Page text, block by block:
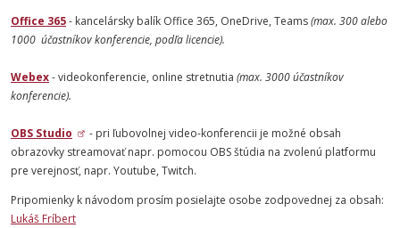
Office 365- kancelársky balík Office 365, OneDrive, Teams(max. 300 alebo
1000 účastníkov konferencie, podľa licencie).
Webex- videokonferencie, online stretnutia (max. 3000 účastníkov
konferencie).
OBS Studio
- pri ľubovolnej video-konferencii je možné obsah
obrazovky streamovať napr. pomocou OBS štúdia na zvolenú platformu
pre verejnosť, napr. Youtube, Twitch.
Pripomienky k návodom prosím posielajte osobe zodpovednej za obsah:
Lukáš Fríbert